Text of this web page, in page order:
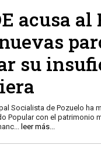
acusa
su
Socialista de Pozuelo ha
Popular con el patrimonio
... leer más...